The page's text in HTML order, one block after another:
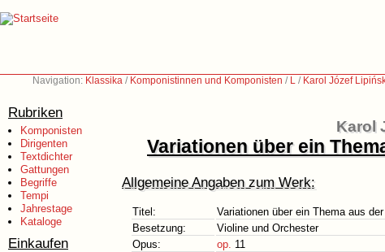
Navigation: Klassika / Komponistinnen und Komponisten / L / Karol Józef
Rubriken
Komponisten
Dirigenten
Textdichter
Gattungen
Begriffe
Tempi
Jahrestage
Kataloge
Einkaufen
Karol
Variationen über ein
Allgemeine Angaben zum Werk:
Titel:
Variationen über ein Thema aus
Besetzung:
Violine und Orchester
Opus:
op. 11